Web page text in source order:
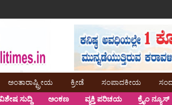
ಅಂತಾರಾಷ್ಟ್ರೀಯ ಕ್ರೀಡೆ ಸಂಪಾದಕೀಯ
ಸುದ್ದಿ ಅಂಕಣ ವ್ಯಕ್ತಿ ಪರಿಚಯ ಕ್ರೈಂ ನ್ಯೂಸ್